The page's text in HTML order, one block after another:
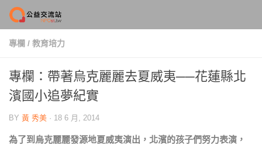
Skip to content
專欄 / 教育培力
專欄：帶著烏克麗麗去夏威夷──花蓮縣北
濱國小追夢紀實
BY 黃 秀美 · 18 6 月, 2014
為了到烏克麗麗發源地夏威夷演出，北濱的孩子們努力表演，